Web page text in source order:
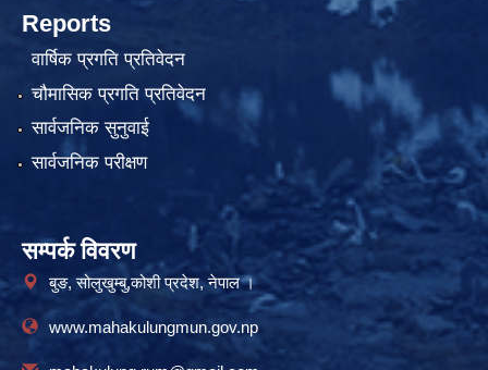
Reports
वार्षिक प्रगति प्रतिवेदन
चौमासिक प्रगति प्रतिवेदन
सार्वजनिक सुनुवाई
सार्वजनिक परीक्षण
सम्पर्क विवरण
बुङ, सोलुखुम्बु,कोशी प्रदेश, नेपाल ।
www.mahakulungmun.gov.np